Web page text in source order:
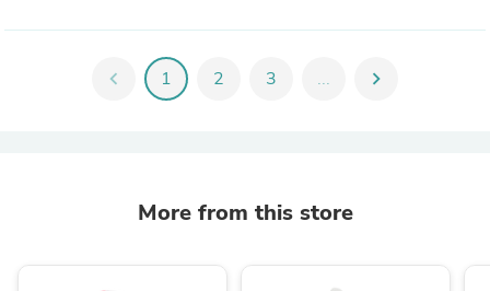
chevron_left 1 2 3 ... chevron_right
More from this store